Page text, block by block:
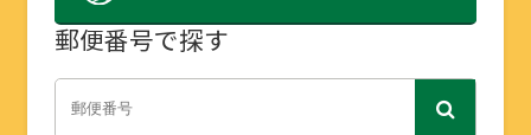
郵便番号で探す